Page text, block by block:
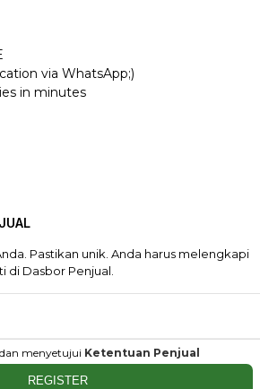
via WhatsApp;)
in minutes
Pastikan unik. Anda harus melengkapi
di Dasbor Penjual.
menyetujui Ketentuan Penjual
REGISTER